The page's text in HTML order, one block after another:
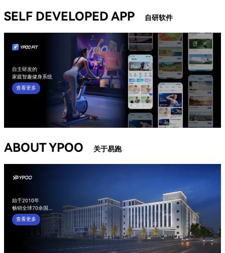
SELF DEVELOPED APP 自研软件
自主研发的
家庭智趣健身系统
查看更多
ABOUT YPOO 关于易跑
始于2010年
畅销全球70余国....
查看更多